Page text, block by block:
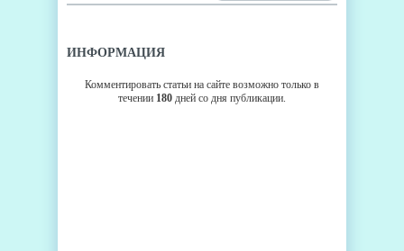
ИНФОРМАЦИЯ
Комментировать статьи на сайте возможно только в
течении 180 дней со дня публикации.